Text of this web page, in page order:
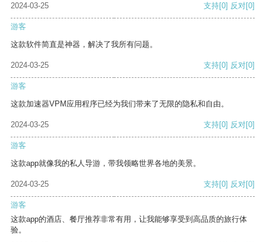
2024-03-25 支持[0] 反对[0]
游客
这款软件简直是神器，解决了我所有问题。
2024-03-25 支持[0] 反对[0]
游客
这款加速器VPM应用程序已经为我们带来了无限的隐私和自由。
2024-03-25 支持[0] 反对[0]
游客
这款app就像我的私人导游，带我领略世界各地的美景。
2024-03-25 支持[0] 反对[0]
游客
这款app的酒店、餐厅推荐非常有用，让我能够享受到高品质的旅行体
验。